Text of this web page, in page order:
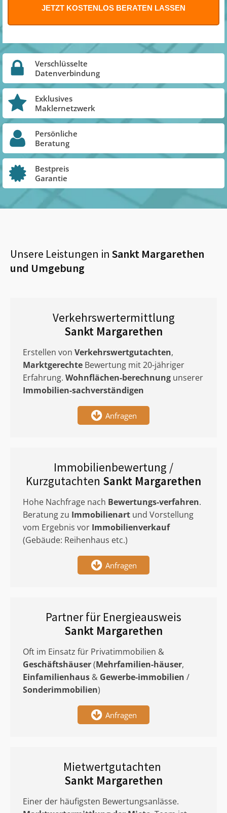
Verschlüsselte
Datenverbindung
Exklusives
Maklernetzwerk
Persönliche
Beratung
Bestpreis
Garantie
Unsere Leistungen in Sankt Margarethen
und Umgebung
Verkehrswertermittlung
Sankt Margarethen
Erstellen von Verkehrswertgutachten,
Marktgerechte Bewertung mit 20-jähriger
Erfahrung. Wohnflächen-berechnung unserer
Immobilien-sachverständigen
Anfragen
Immobilienbewertung /
Kurzgutachten Sankt Margarethen
Hohe Nachfrage nach Bewertungs-verfahren.
Beratung zu Immobilienart und Vorstellung
vom Ergebnis vor Immobilienverkauf
(Gebäude: Reihenhaus etc.)
Anfragen
Partner für Energieausweis
Sankt Margarethen
Oft im Einsatz für Privatimmobilien &
Geschäftshäuser(Mehrfamilien-häuser,
Einfamilienhaus & Gewerbe-immobilien /
Sonderimmobilien)
Anfragen
Mietwertgutachten
Sankt Margarethen
Einer der häufigsten Bewertungsanlässe.